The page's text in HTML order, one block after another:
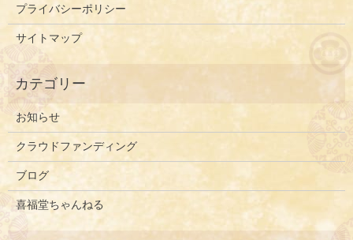
プライバシーポリシー
サイトマップ
お知らせ
クラウドファンディング
ブログ
喜福堂ちゃんねる